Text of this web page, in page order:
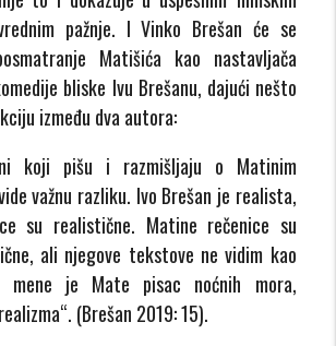
pažnje. I Vinko Brešan će se
Matišića kao nastavljača
bliske Ivu Brešanu, dajući nešto
između dva autora:
koji pišu i razmišljaju o Matinim
važnu razliku. Ivo Brešan je realista,
su realistične. Matine rečenice su
ali njegove tekstove ne vidim kao
mene je Mate pisac noćnih mora,
(Brešan 2019: 15).